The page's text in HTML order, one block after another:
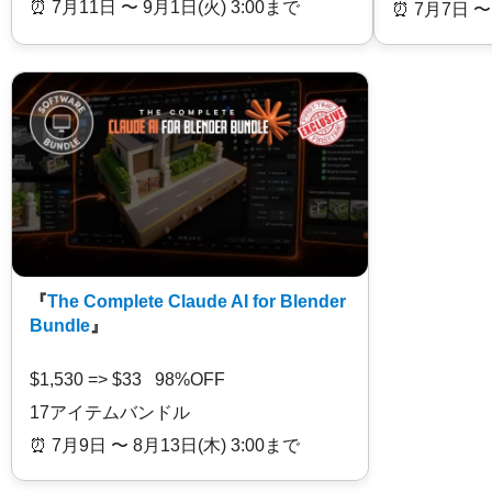
⏰️ 7月11日 〜 9月1日(火) 3:00まで
⏰️ 7月7日
『The Complete Claude AI for Blender
Bundle 』
$1,530 => $33 98%OFF
17アイテムバンドル
⏰️ 7月9日 〜 8月13日(木) 3:00まで